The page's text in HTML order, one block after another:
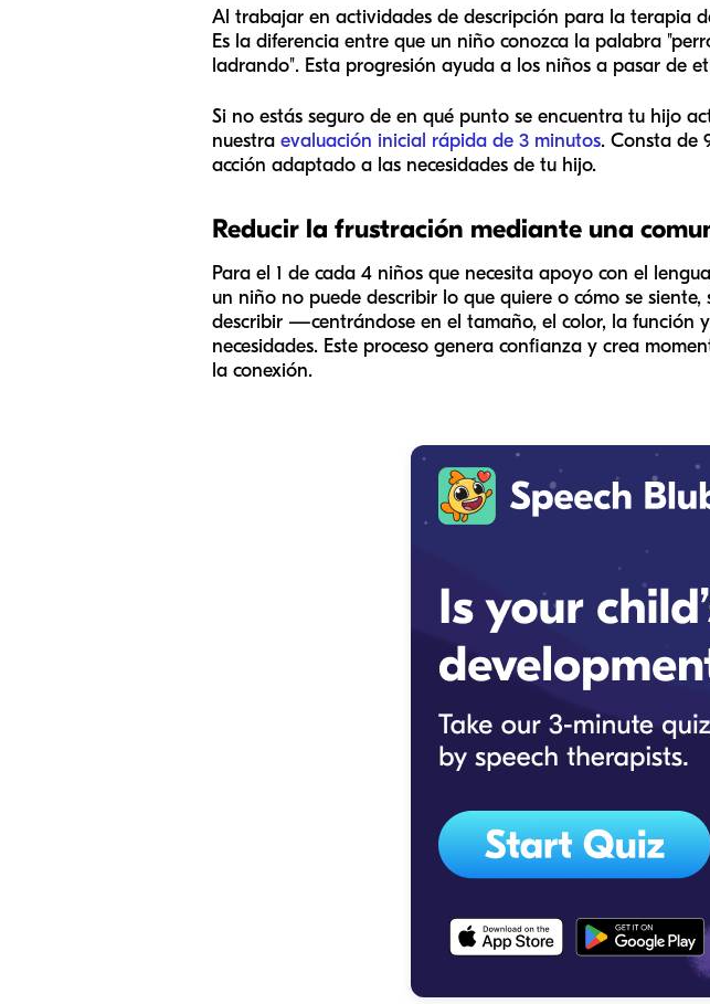
Al trabajar en actividades de descripción para la terapia
Es la diferencia entre que un niño conozca la palabra
ladrando". Esta progresión ayuda a los niños a pasar de
Si no estás seguro de en qué punto se encuentra tu hijo
nuestra evaluación inicial rápida de 3 minutos. Consta de
acción adaptado a las necesidades de tu hijo.
Reducir la frustración mediante una
Para el 1 de cada 4 niños que necesita apoyo con el
un niño no puede describir lo que quiere o cómo se
describir —centrándose en el tamaño, el color, la función
necesidades. Este proceso genera confianza y crea
la conexión.